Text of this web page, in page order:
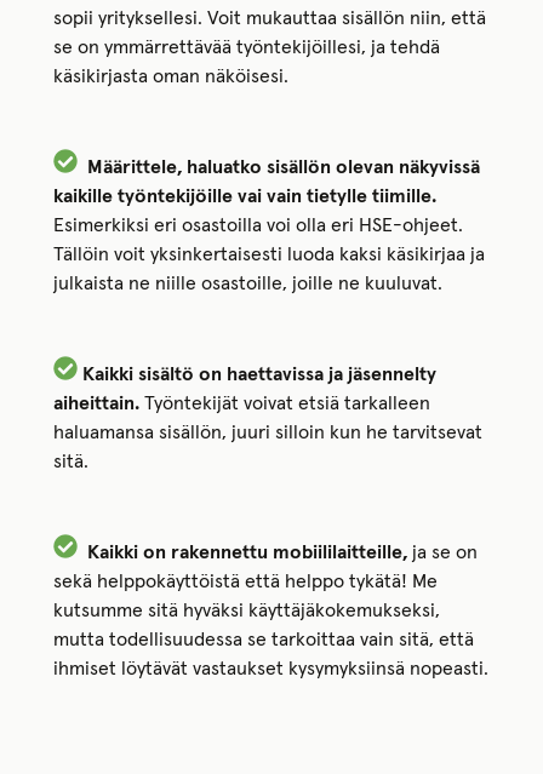
sopii yrityksellesi. Voit mukauttaa sisällön niin, että
se on ymmärrettävää työntekijöillesi, ja tehdä
käsikirjasta oman näköisesi.
Määrittele, haluatko sisällön olevan näkyvissä
kaikille työntekijöille vai vain tietylle tiimille.
Esimerkiksi eri osastoilla voi olla eri HSE-ohjeet.
Tällöin voit yksinkertaisesti luoda kaksi käsikirjaa ja
julkaista ne niille osastoille, joille ne kuuluvat.
Kaikki sisältö on haettavissa ja jäsennelty
aiheittain. Työntekijät voivat etsiä tarkalleen
haluamansa sisällön, juuri silloin kun he tarvitsevat
sitä.
Kaikki on rakennettu mobiililaitteille, ja se on
sekä helppokäyttöistä että helppo tykätä! Me
kutsumme sitä hyväksi käyttäjäkokemukseksi,
mutta todellisuudessa se tarkoittaa vain sitä, että
ihmiset löytävät vastaukset kysymyksiinsä nopeasti.